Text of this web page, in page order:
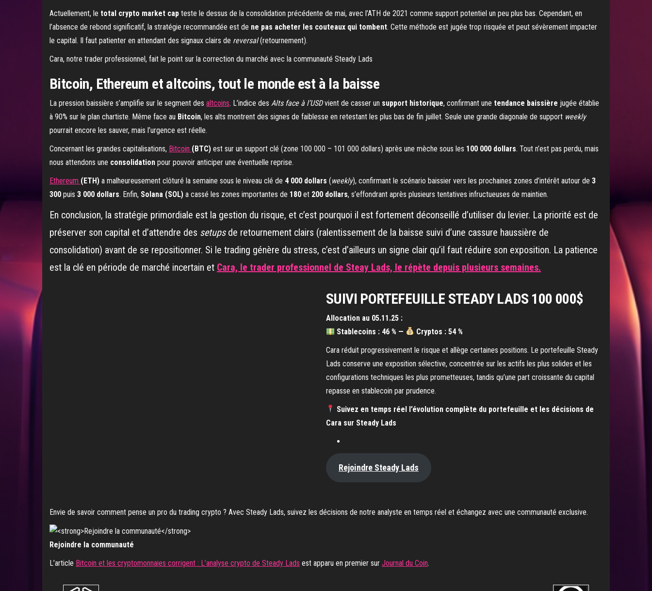
Actuellement, le total crypto market cap teste le dessus de la consolidation précédente de mai, avec l’ATH de 2021 comme support potentiel un peu plus bas. Cependant, en
l’absence de rebond significatif, la stratégie recommandée est de ne pas acheter les couteaux qui tombent. Cette méthode est jugée trop risquée et peut sévèrement impacter
le capital. Il faut patienter en attendant des signaux clairs de reversal(retournement).
Cara, notre trader professionnel, fait le point sur la correction du marché avec la communauté Steady Lads
Bitcoin, Ethereum et altcoins, tout le monde est à la baisse
La pression baissière s’amplifie sur le segment des altcoins. L’indice des Alts face à l’USDvient de casser un support historique, confirmant une tendance baissière jugée établie
à 90% sur le plan chartiste. Même face au Bitcoin, les alts montrent des signes de faiblesse en retestant les plus bas de fin juillet. Seule une grande diagonale de support weekly
pourrait encore les sauver, mais l’urgence est réelle.
Concernant les grandes capitalisations, Bitcoin (BTC) est sur un support clé (zone 100 000 – 101 000 dollars) après une mèche sous les 100 000 dollars. Tout n’est pas perdu, mais
nous attendons une consolidation pour pouvoir anticiper une éventuelle reprise.
Ethereum (ETH) a malheureusement clôturé la semaine sous le niveau clé de 4 000 dollars (weekly), confirmant le scénario baissier vers les prochaines zones d’intérêt autour de 3
300 puis 3 000 dollars. Enfin, Solana (SOL) a cassé les zones importantes de 180 et 200 dollars, s’effondrant après plusieurs tentatives infructueuses de maintien.
En conclusion, la stratégie primordiale est la gestion du risque, et c’est pourquoi il est fortement déconseillé d’utiliser du levier. La priorité est de
préserver son capital et d’attendre des setups de retournement clairs (ralentissement de la baisse suivi d’une cassure haussière de
consolidation) avant de se repositionner. Si le trading génère du stress, c’est d’ailleurs un signe clair qu’il faut réduire son exposition. La patience
est la clé en période de marché incertain et Cara, le trader professionnel de Steay Lads, le répète depuis plusieurs semaines.
SUIVI PORTEFEUILLE STEADY LADS 100 000$
Allocation au 05.11.25 :
Stablecoins : 46 % —
Cryptos : 54 %
Cara réduit progressivement le risque et allège certaines positions. Le portefeuille Steady
Lads conserve une exposition sélective, concentrée sur les actifs les plus solides et les
configurations techniques les plus prometteuses, tandis qu’une part croissante du capital
repasse en stablecoin par prudence.
Suivez en temps réel l’évolution complète du portefeuille et les décisions de
Cara sur Steady Lads
Rejoindre Steady Lads
Envie de savoir comment pense un pro du trading crypto ? Avec Steady Lads, suivez les décisions de notre analyste en temps réel et échangez avec une communauté exclusive.
Rejoindre la communauté
L’article Bitcoin et les cryptomonnaies corrigent : L’analyse crypto de Steady Lads est apparu en premier sur Journal du Coin.